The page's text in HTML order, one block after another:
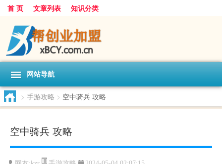
首 页 文章列表 知识分类
网站导航
> 手游攻略 > 空中骑兵 攻略
空中骑兵 攻略